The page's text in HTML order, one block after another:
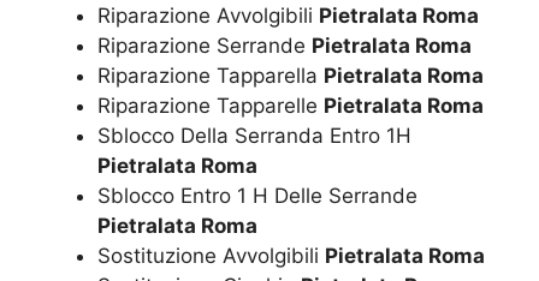
Riparazione Avvolgibili Pietralata Roma
Riparazione Serrande Pietralata Roma
Riparazione Tapparella Pietralata Roma
Riparazione Tapparelle Pietralata Roma
Sblocco Della Serranda Entro 1H
Pietralata Roma
Sblocco Entro 1 H Delle Serrande
Pietralata Roma
Sostituzione Avvolgibili Pietralata Roma